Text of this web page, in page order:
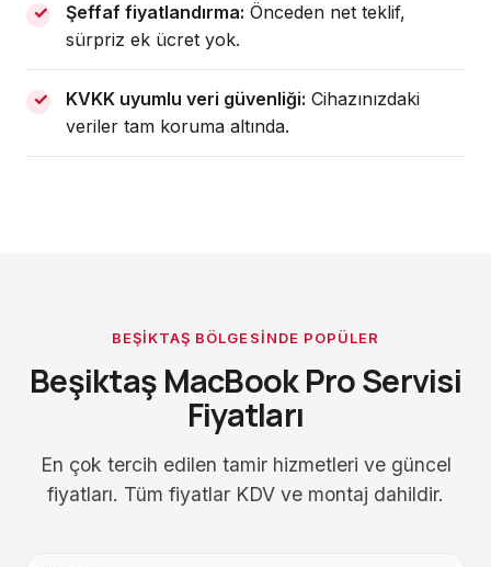
Şeffaf fiyatlandırma: Önceden net teklif,
sürpriz ek ücret yok.
KVKK uyumlu veri güvenliği: Cihazınızdaki
veriler tam koruma altında.
BEŞIKTAŞ BÖLGESINDE POPÜLER
Beşiktaş MacBook Pro Servisi
Fiyatları
En çok tercih edilen tamir hizmetleri ve güncel
fiyatları. Tüm fiyatlar KDV ve montaj dahildir.